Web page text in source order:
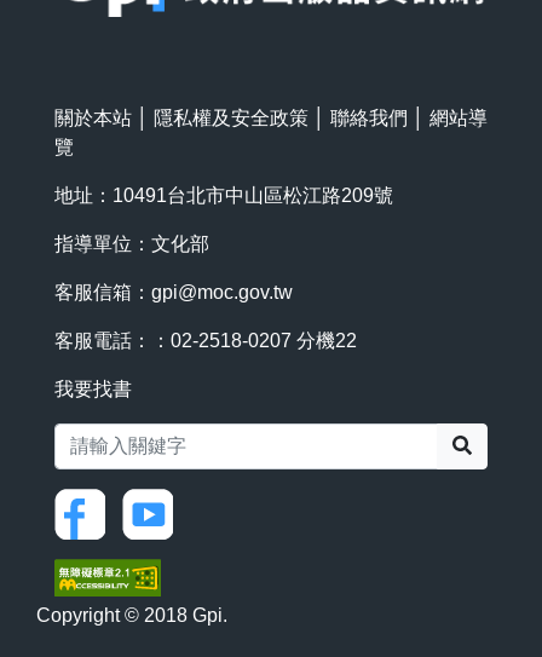
關於本站 隱私權及安全政策 聯絡我們
網站導
覽
地址：10491台北市中山區松江路209號
指導單位：文化部
客服信箱： gpi@moc.gov.tw
客服電話：：02-2518-0207 分機22
我要找書
Copyright © 2018 Gpi.